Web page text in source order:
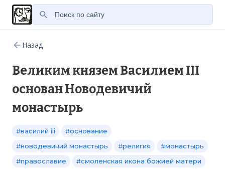
Назад
Великим князем Василием III
основан Новодевичий
монастырь
#василий iii
#основание
#новодевичий монастырь
#религия
#монастырь
#православие
#смоленская икона божией матери